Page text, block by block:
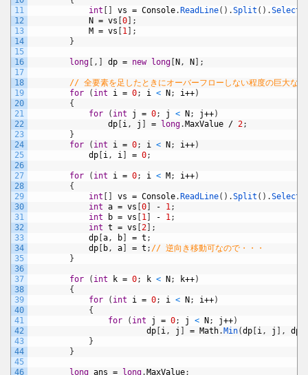
11
12
13
14
15
16
17
18
19
20
21
22
23
24
25
26
27
28
29
30
31
32
33
34
35
36
37
38
39
40
41
42
43
44
45
46
int
vs = Console. ReadLine( ) .Split ( ) .Select
N = vs 0
;
M = vs 1
;
}
long , dp = new long N , N ;
// 全要素を足したときにオーバーフローしない程度の巨大な値
for
( int i = 0; i < N ; i++)
{
for
( int j = 0; j < N ; j++)
dp i, j = long. MaxValue / 2;
}
for
( int i = 0; i < N ; i++)
dp i, i = 0;
for ( int i = 0; i < M ; i++)
{
int
vs = Console. ReadLine( ) .Split ( ) .Select
int a = vs 0 - 1;
int
b = vs 1 - 1;
int t = vs 2
;
dp a, b = t ;
dp
b, a = t ; // 逆向き移動可なので・・・
}
for ( int k = 0; k < N ; k++)
{
for
( int i = 0; i < N ; i++)
{
for
( int j = 0; j < N ; j++)
dp i, j = Math. Min(dp i, j , dp
}
}
long ans = long. MaxValue;